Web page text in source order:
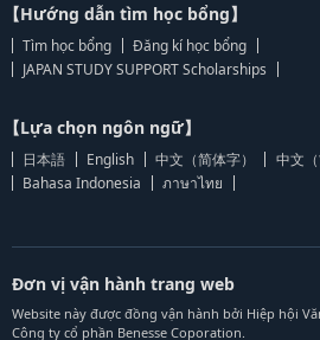
【Hướng dẫn tìm học bổng】
Tìm học bổng
Đăng kí học bổng
JAPAN STUDY SUPPORT Scholarships
【Lựa chọn ngôn ngữ】
日本語 English 中文（简体字） 中文（
Bahasa Indonesia
ภาษาไทย
Đơn vị vận hành trang web
Website này được đồng vận hành bởi Hiệp hội
Công ty cổ phần Benesse Coporation.